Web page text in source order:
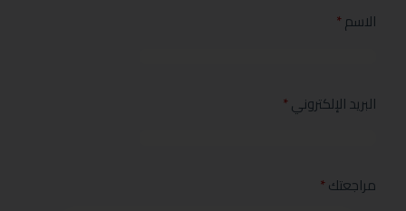
الاسم*
البريد الإلكتروني*
مراجعتك*